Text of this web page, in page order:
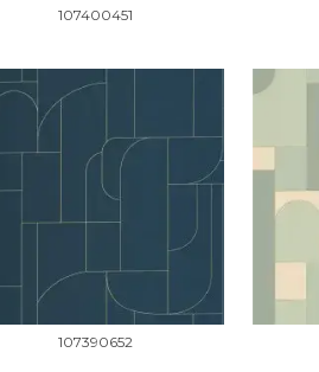
107400451
107390652